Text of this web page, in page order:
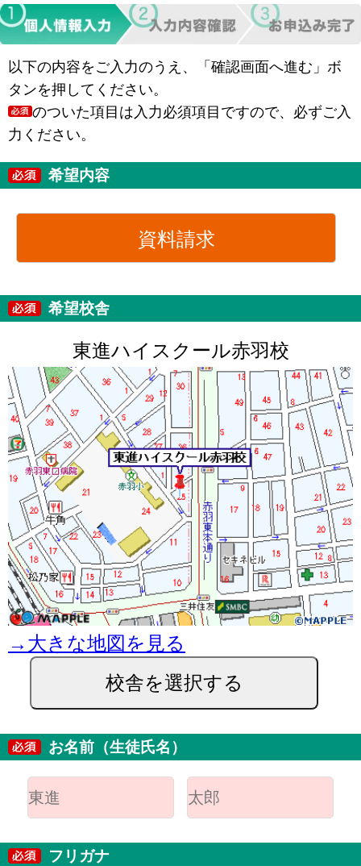
以下の内容をご入力のうえ、「確認画面へ進む」ボ
タンを押してください。
のついた項目は入力必須項目ですので、必ずご入
力ください。
希望内容
資料請求
希望校舎
東進ハイスクール赤羽校
→大きな地図を見る
校舎を選択する
お名前（生徒氏名）
フリガナ